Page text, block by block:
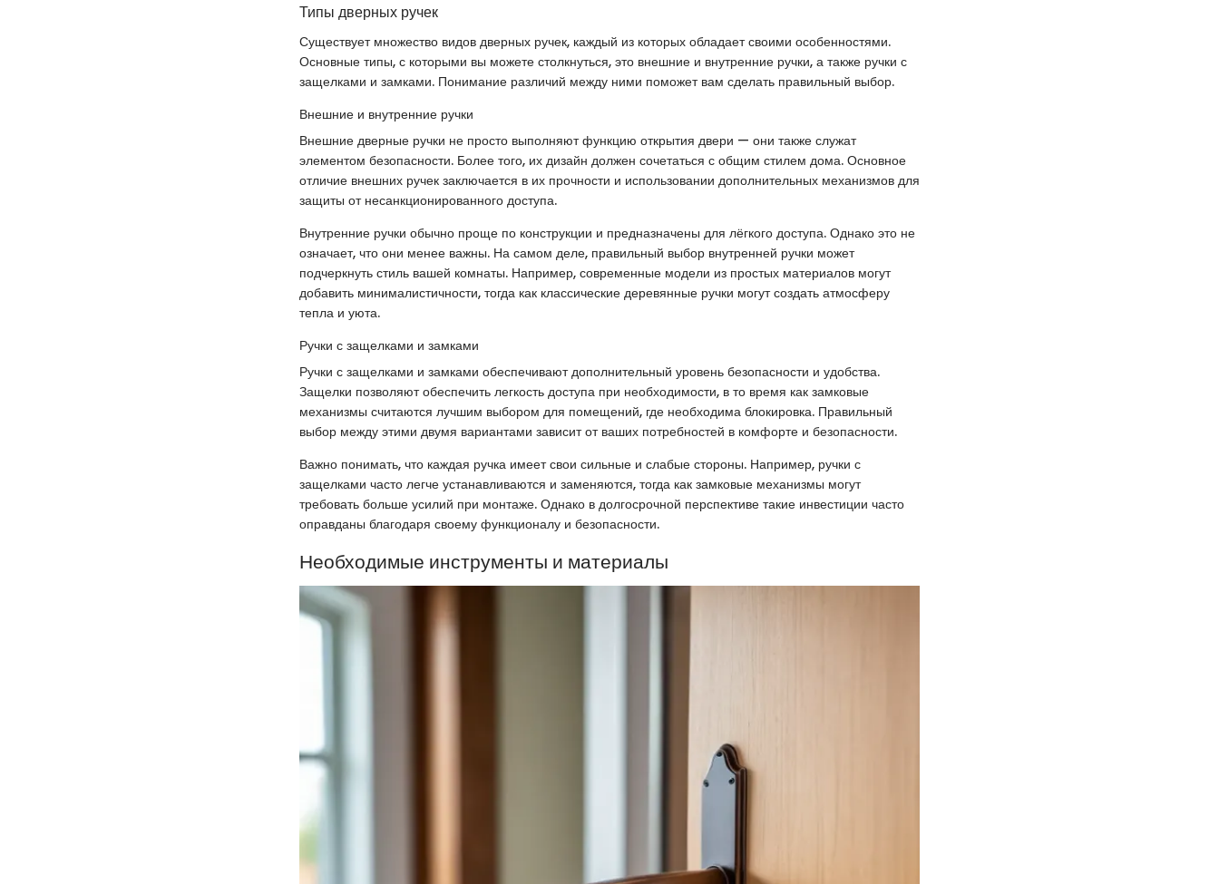
Типы дверных ручек
Существует множество видов дверных ручек, каждый из которых обладает своими особенностями.
Основные типы, с которыми вы можете столкнуться, это внешние и внутренние ручки, а также ручки с
защелками и замками. Понимание различий между ними поможет вам сделать правильный выбор.
Внешние и внутренние ручки
Внешние дверные ручки не просто выполняют функцию открытия двери — они также служат
элементом безопасности. Более того, их дизайн должен сочетаться с общим стилем дома. Основное
отличие внешних ручек заключается в их прочности и использовании дополнительных механизмов для
защиты от несанкционированного доступа.
Внутренние ручки обычно проще по конструкции и предназначены для лёгкого доступа. Однако это не
означает, что они менее важны. На самом деле, правильный выбор внутренней ручки может
подчеркнуть стиль вашей комнаты. Например, современные модели из простых материалов могут
добавить минималистичности, тогда как классические деревянные ручки могут создать атмосферу
тепла и уюта.
Ручки с защелками и замками
Ручки с защелками и замками обеспечивают дополнительный уровень безопасности и удобства.
Защелки позволяют обеспечить легкость доступа при необходимости, в то время как замковые
механизмы считаются лучшим выбором для помещений, где необходима блокировка. Правильный
выбор между этими двумя вариантами зависит от ваших потребностей в комфорте и безопасности.
Важно понимать, что каждая ручка имеет свои сильные и слабые стороны. Например, ручки с
защелками часто легче устанавливаются и заменяются, тогда как замковые механизмы могут
требовать больше усилий при монтаже. Однако в долгосрочной перспективе такие инвестиции часто
оправданы благодаря своему функционалу и безопасности.
Необходимые инструменты и материалы